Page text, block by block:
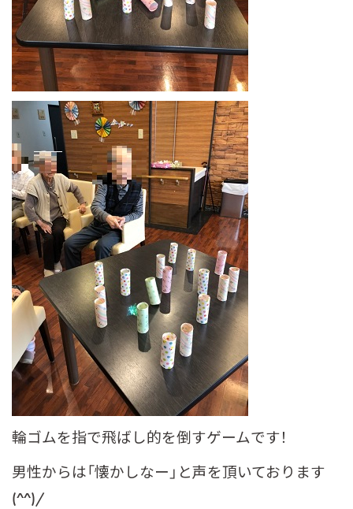
輪ゴムを指で飛ばし的を倒すゲームです！
男性からは「懐かしなー」と声を頂いております
(^^)/